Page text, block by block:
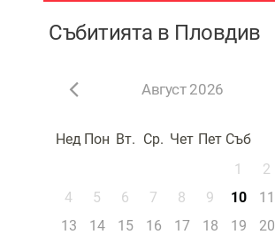
Събитията в Пловдив
Август 2026
Нед Пон Вт. Ср. Чет Пет Съб
1
2
4
5 6 7 8 9 10 11
13
14 15 16 17 18 19 20